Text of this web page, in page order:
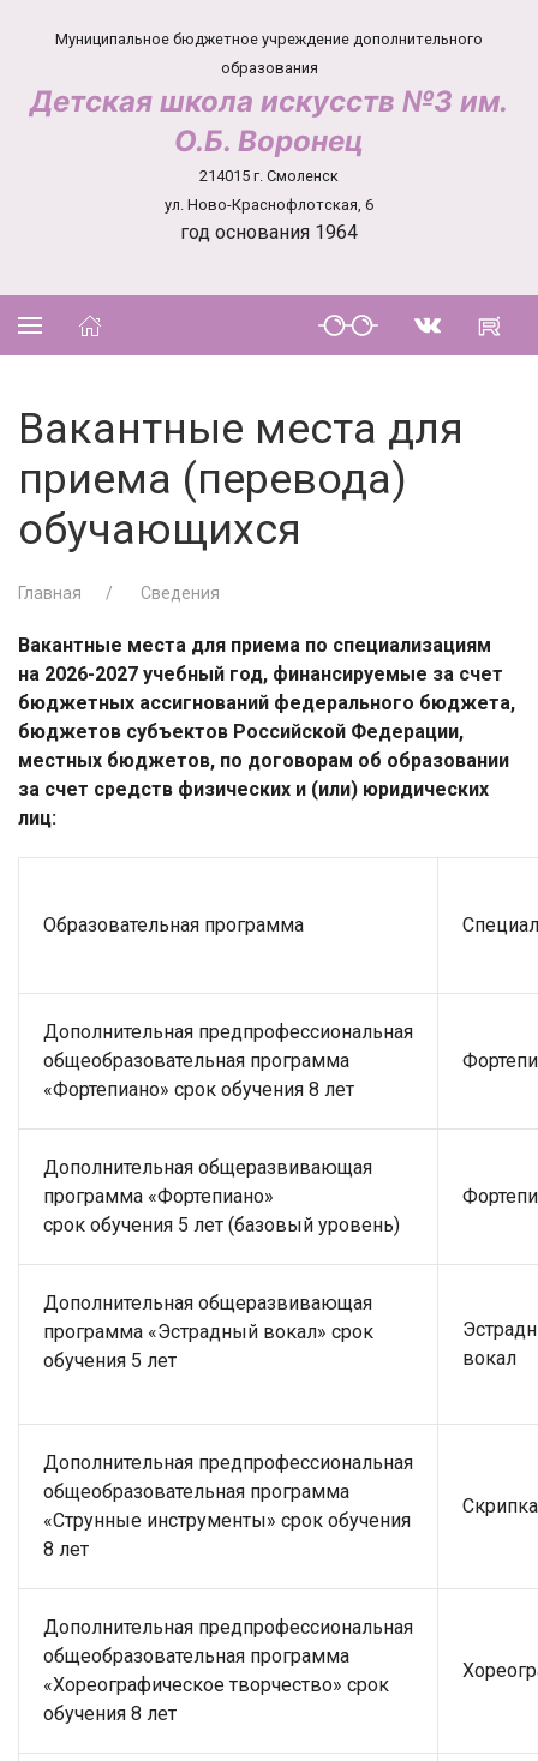
Муниципальное бюджетное учреждение дополнительного
образования
Детская школа искусств №3 им.
О.Б. Воронец
214015 г. Смоленск
ул. Ново-Краснофлотская, 6
год основания 1964
Вакантные места для
приема (перевода)
обучающихся
Главная Сведения
Вакантные места для приема по специализациям
на 2026-2027 учебный год, финансируемые за счет
бюджетных ассигнований федерального бюджета,
бюджетов субъектов Российской Федерации,
местных бюджетов, по договорам об образовании
за счет средств физических и (или) юридических
лиц:
Образовательная программа
Дополнительная предпрофессиональная
общеобразовательная программа
«Фортепиано» срок обучения 8 лет
Дополнительная общеразвивающая
программа «Фортепиано»
срок обучения 5 лет (базовый уровень)
Дополнительная общеразвивающая
программа «Эстрадный вокал» срок
обучения 5 лет
вокал
Дополнительная предпрофессиональная
общеобразовательная программа
«Струнные инструменты» срок обучения
8 лет
Скрипка
Дополнительная предпрофессиональная
общеобразовательная программа
«Хореографическое творчество» срок
обучения 8 лет